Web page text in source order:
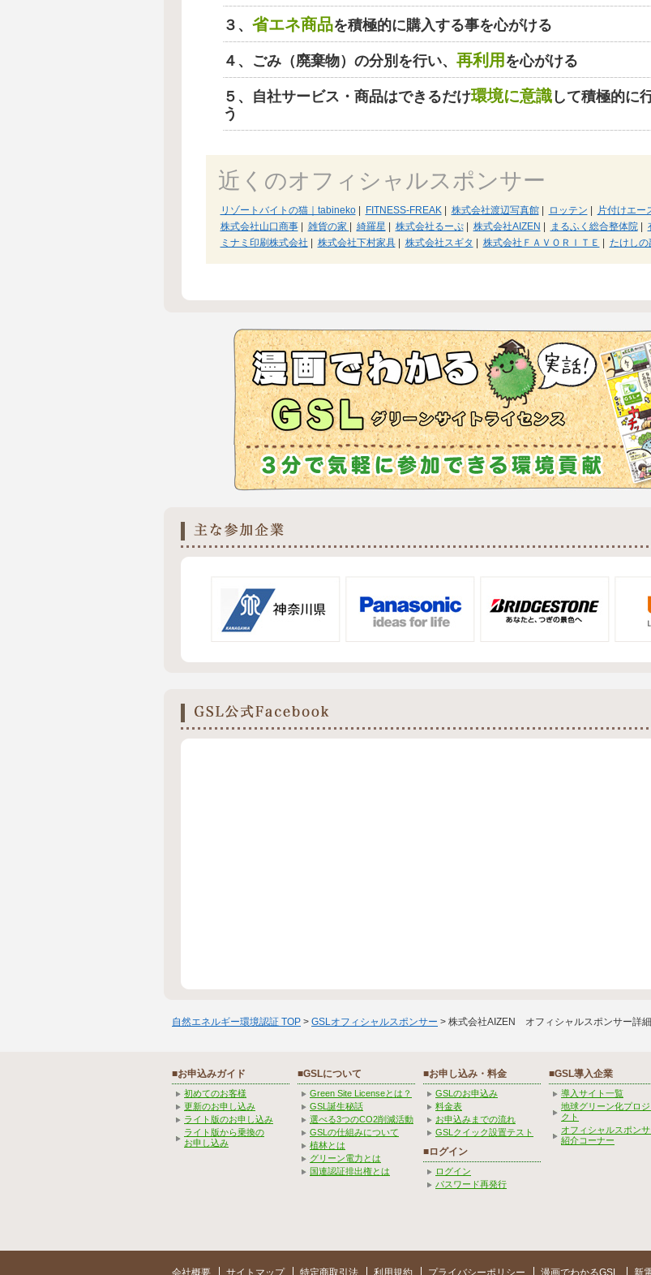
３、 省エネ商品を積極的に購入する事を心がける
４、ごみ（廃棄物）の分別を行い、 再利用 を心がける
５、自社サービス・商品はできるだけ環境に意識して積極的に
う
近くのオフィシャルスポンサー
リゾートバイトの猫｜tabineko| FITNESS-FREAK| 株式会社渡辺写真館| ロッテン 片付けエー
株式会社山口商事| 雑貨の家 綺羅星 株式会社るーぷ| 株式会社AIZEN まるふく総合整体院|
ミナミ印刷株式会社
株式会社下村家具| 株式会社スギタ 株式会社ＦＡＶＯＲＩＴＥ たけしの
自然エネルギー環境認証 TOP > GSLオフィシャルスポンサー > 株式会社AIZEN オフィシャルスポンサー詳細
■お申込みガイド
初めてのお客様
更新のお申し込み
ライト版のお申し込み
ライト版から乗換の
お申し込み
■GSLについて
Green Site Licenseとは？
GSL誕生秘話
選べる3つのCO2削減活動
GSLの仕組みについて
植林とは
グリーン電力とは
国連認証排出権とは
■お申し込み・料金
GSLのお申込み
料金表
お申込みまでの流れ
GSLクイック設置テスト
■ログイン
ログイン
パスワード再発行
■GSL導入企業
導入サイト一覧
地球グリーン化プロジ
クト
オフィシャルスポンサ
紹介コーナー
会社概要 サイトマップ 特定商取引法 利用規約 プライバシーポリシー 漫画でわかるGSL 新